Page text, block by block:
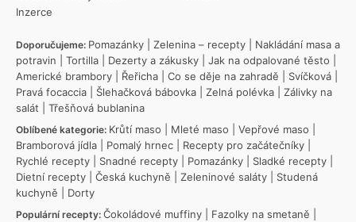
Inzerce
Doporučujeme: Pomazánky Zelenina – recepty
Nakládání masa a
potravin
Tortilla Dezerty a zákusky Jak na odpalované těsto
Americké brambory
Řeřicha Co se děje na zahradě Svíčková
Pravá focaccia
Šlehačková bábovka Zelná polévka
Zálivky na
salát
Třešňová bublanina
Oblíbené kategorie: Krůtí maso Mleté maso Vepřové maso
Bramborová jídla
Pomalý hrnec Recepty pro začátečníky
Rychlé recepty
Snadné recepty Pomazánky Sladké recepty
Dietní recepty
Česká kuchyně Zeleninové saláty
Studená
kuchyně
Dorty
Populární recepty: Čokoládové muffiny Fazolky na smetaně